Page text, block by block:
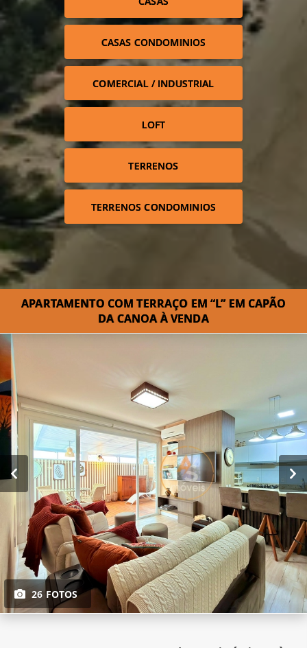
CASAS CONDOMINIOS
COMERCIAL / INDUSTRIAL
LOFT
TERRENOS
TERRENOS CONDOMINIOS
APARTAMENTO COM TERRAÇO EM “L” EM CAPÃO
DA CANOA À VENDA
26 FOTOS